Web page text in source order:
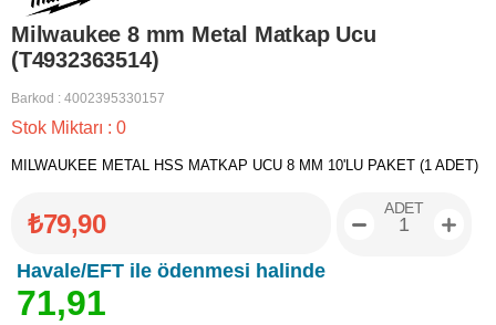
Milwaukee 8 mm Metal Matkap Ucu
(T4932363514)
Barkod : 4002395330157
Stok Miktarı : 0
MILWAUKEE METAL HSS MATKAP UCU 8 MM 10'LU PAKET (1 ADET)
₺79,90
Havale/EFT ile ödenmesi halinde
71,91
ADET